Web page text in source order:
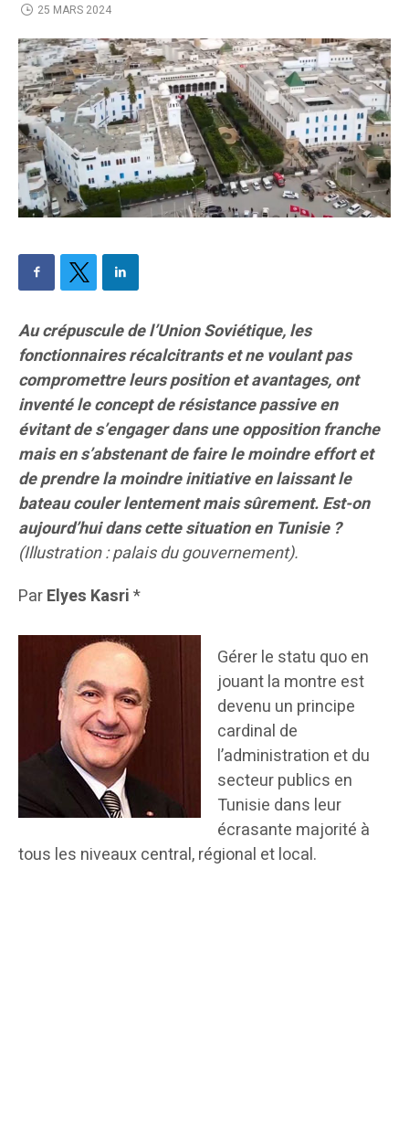
25 MARS 2024
Au crépuscule de l’Union Soviétique, les
fonctionnaires récalcitrants et ne voulant pas
compromettre leurs position et avantages, ont
inventé le concept de résistance passive en
évitant de s’engager dans une opposition franche
mais en s’abstenant de faire le moindre effort et
de prendre la moindre initiative en laissant le
bateau couler lentement mais sûrement. Est-on
aujourd’hui dans cette situation en Tunisie ?
(Illustration : palais du gouvernement).
ParElyes Kasri*
Gérer le statu quo en
jouant la montre est
devenu un principe
cardinal de
l’administration et du
secteur publics en
Tunisie dans leur
écrasante majorité à
tous les niveaux central, régional et local.